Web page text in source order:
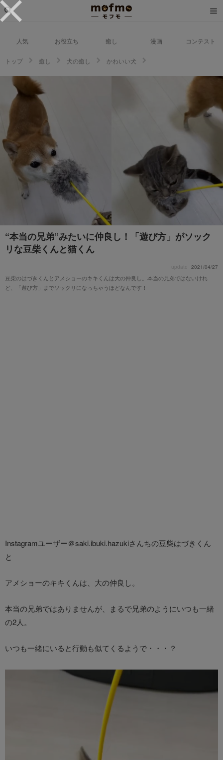
人気 お役立ち 癒し 漫画 コンテスト
トップ 癒し 犬の癒し
かわいい犬
“本当の兄弟”みたいに仲良し！「遊び方」がソック
リな豆柴くんと猫くん
update 2021/04/27
豆柴のはづきくんとアメショーのキキくんは大の仲良し。本当の兄弟ではないけれ
ど、「遊び方」までソックリになっちゃうほどなんです！
Instagramユーザー＠saki.ibuki.hazukiさんちの豆柴はづきくん
と
アメショーのキキくんは、大の仲良し。
本当の兄弟ではありませんが、まるで兄弟のようにいつも一緒
の2人。
いつも一緒にいると行動も似てくるようで・・・？